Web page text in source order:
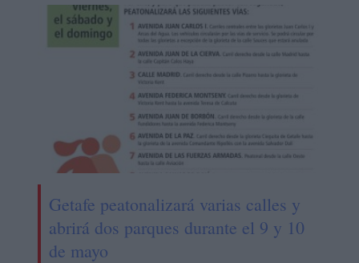
Getafe peatonalizará varias calles y
abrirá dos parques durante el 9 y 10
de mayo